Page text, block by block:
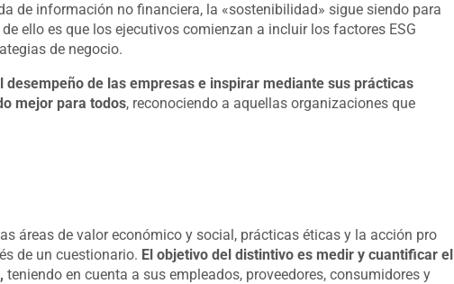
de información no financiera, la «sostenibilidad» sigue siendo para
ello es que los ejecutivos comienzan a incluir los factores ESG
de negocio.
de las empresas e inspirar mediante sus prácticas
mejor para todos, reconociendo a aquellas organizaciones que
áreas de valor económico y social, prácticas éticas y la acción pro
de un cuestionario. El objetivo del distintivo es medir y cuantificar el
teniendo en cuenta a sus empleados, proveedores, consumidores y